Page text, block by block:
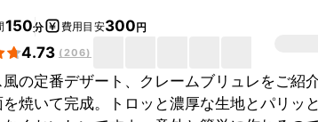
150分 費用目安300円
4.73 (206)
風の定番デザート、クレームブリュレをご紹
を焼いて完成。トロッと濃厚な生地とパリッ